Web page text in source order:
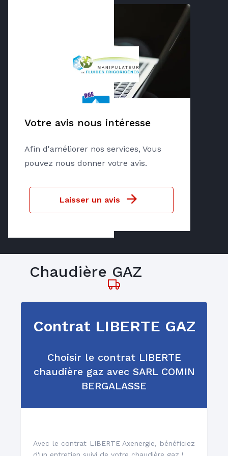
Chaudière GAZ
Contrat LIBERTE GAZ
Choisir le contrat LIBERTE
chaudière gaz avec SARL COMIN
BERGALASSE
Avec le contrat LIBERTE Axenergie, bénéficiez
d'un entretien suivi de votre chaudière gaz !
Votre avis nous intéresse
Afin d'améliorer nos services, Vous
pouvez nous donner votre avis.
Laisser un avis
remplacement